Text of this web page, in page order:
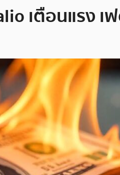
เตือนแรง